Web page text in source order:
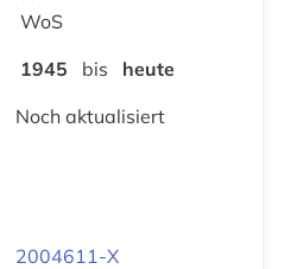
WoS
1945 bis
heute
Noch aktualisiert
2004611-X